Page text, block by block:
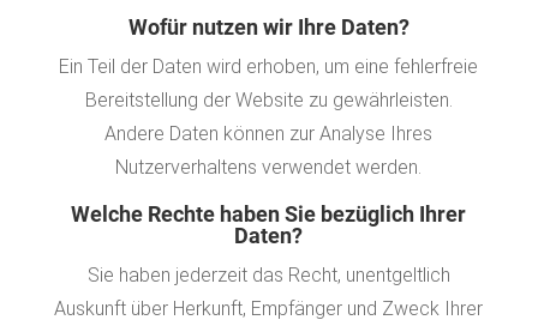
Wofür nutzen wir Ihre Daten?
Ein Teil der Daten wird erhoben, um eine fehlerfreie
Bereitstellung der Website zu gewährleisten.
Andere Daten können zur Analyse Ihres
Nutzerverhaltens verwendet werden.
Welche Rechte haben Sie bezüglich Ihrer
Daten?
Sie haben jederzeit das Recht, unentgeltlich
Auskunft über Herkunft, Empfänger und Zweck Ihrer